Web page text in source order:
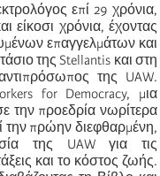
επί 29 χρόνια,
είκοσι χρόνια, έχοντας
επαγγελμάτων και
της Stellantis και στη
της UAW.
for Democracy, μια
την προεδρία νωρίτερα
την πρώην διεφθαρμένη,
της UAW για τις
και το κόστος ζωής.